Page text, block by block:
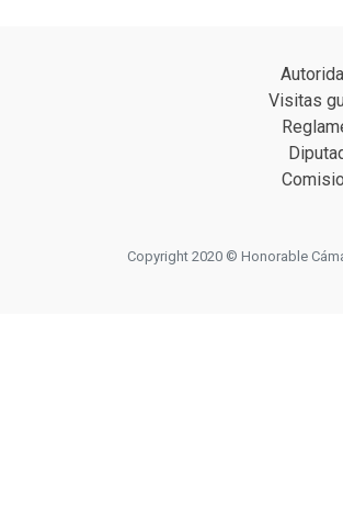
Visitas
Copyright 2020 © Honorable